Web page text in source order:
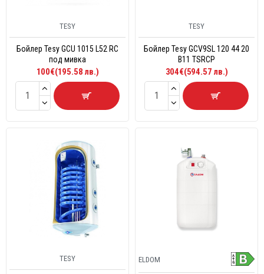
TESY
Бойлер Tesy GCU 1015 L52 RC
под мивка
100€(195.58 лв.)
TESY
Бойлер Tesy GCV9SL 120 44 20
B11 TSRCP
304€(594.57 лв.)
TESY ELDOM